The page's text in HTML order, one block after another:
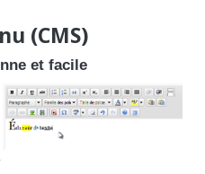
(CMS)
et facile